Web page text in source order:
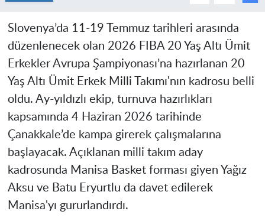
Slovenya’da 11-19 Temmuz tarihleri arasında
düzenlenecek olan 2026 FIBA 20 Yaş Altı Ümit
Erkekler Avrupa Şampiyonası’na hazırlanan 20
Yaş Altı Ümit Erkek Milli Takımı'nın kadrosu belli
oldu. Ay-yıldızlı ekip, turnuva hazırlıkları
kapsamında 4 Haziran 2026 tarihinde
Çanakkale’de kampa girerek çalışmalarına
başlayacak. Açıklanan milli takım aday
kadrosunda Manisa Basket forması giyen Yağız
Aksu ve Batu Eryurtlu da davet edilerek
Manisa'yı gururlandırdı.